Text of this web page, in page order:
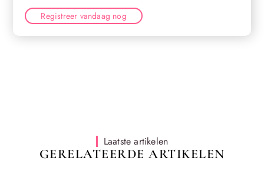
Registreer vandaag nog
Laatste artikelen
GERELATEERDE ARTIKELEN